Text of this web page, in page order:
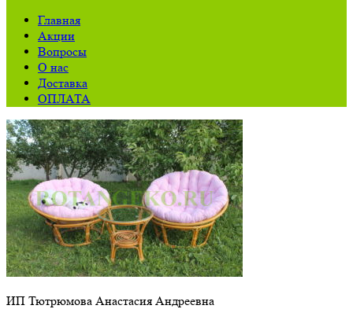
Главная
Акции
Вопросы
О нас
Доставка
ОПЛАТА
ИП Тютрюмова Анастасия Андреевна